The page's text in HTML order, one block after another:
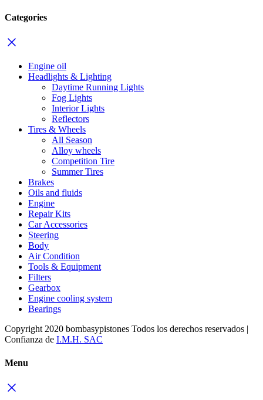
Categories
Engine oil
Headlights & Lighting
Daytime Running Lights
Fog Lights
Interior Lights
Reflectors
Tires & Wheels
All Season
Alloy wheels
Competition Tire
Summer Tires
Brakes
Oils and fluids
Engine
Repair Kits
Car Accessories
Steering
Body
Air Condition
Tools & Equipment
Filters
Gearbox
Engine cooling system
Bearings
Copyright 2020 bombasypistones Todos los derechos reservados |
Confianza de I.M.H. SAC
Menu